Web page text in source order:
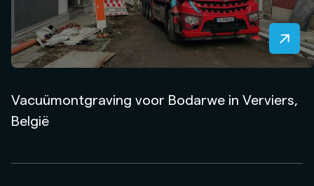
Vacuümontgraving voor Bodarwe in Verviers,
België